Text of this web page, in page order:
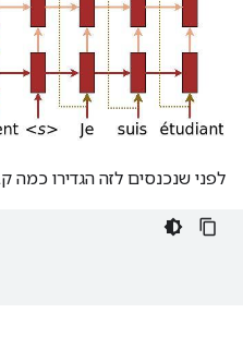
לפני שנכנסים לזה הגדירו כמה